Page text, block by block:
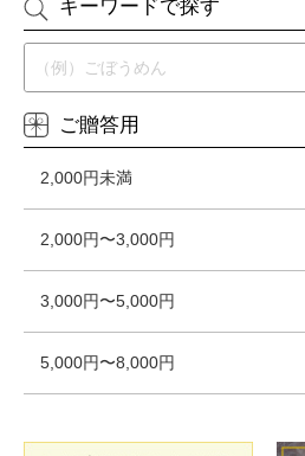
キーワードで探す
ご贈答用
2,000円未満
2,000円〜3,000円
3,000円〜5,000円
5,000円〜8,000円